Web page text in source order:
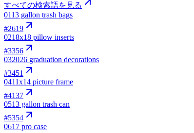
すべての検索語を見る
0113 gallon trash bags
#2619
0218x18 pillow inserts
#3356
032026 graduation decorations
#3451
0411x14 picture frame
#4137
0513 gallon trash can
#5354
0617 pro case